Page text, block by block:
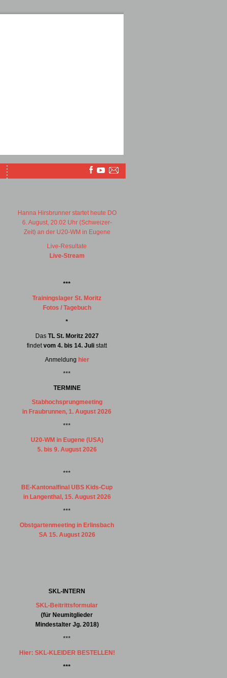
Hanna Hirsbrunner startet heute DO
6. August, 20.02 Uhr (Schweizer-
Zeit) an der U20-WM in Eugene
Live-Resultate
Live-Stream
***
Trainingslager St. Moritz
Fotos / Tagebuch
*
Das TL St. Moritz 2027
findetvom 4. bis 14. Juli statt
Anmeldung hier
***
TERMINE
Stabhochsprungmeeting
in Fraubrunnen, 1. August 2026
***
U20-WM in Eugene (USA)
5. bis 9. August 2026
***
BE-Kantonalfinal UBS Kids-Cup
in Langenthal, 15. August 2026
***
Obstgartenmeeting in Erlinsbach
SA 15. August 2026
SKL-INTERN
SKL-Beitrittsformular
(für Neumitglieder
Mindestalter Jg. 2018)
***
Hier: SKL-KLEIDER BESTELLEN!
***